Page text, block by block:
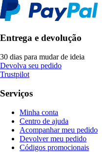
Entrega e devolução
30 dias para mudar de ideia
Devolva seu pedido
Trustpilot
Serviços
Minha conta
Centro de ajuda
Acompanhar meu pedido
Devolver meu pedido
Códigos promocionais